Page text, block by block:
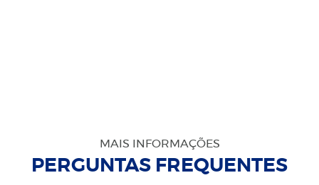
MAIS INFORMAÇÕES
PERGUNTAS FREQUENTES